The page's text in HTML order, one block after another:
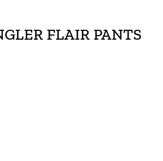
FLAIR PANTS